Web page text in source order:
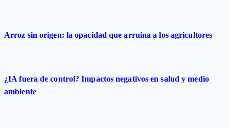
Arroz sin origen: la opacidad que arruina a los agricultores
¿IA fuera de control? Impactos negativos en salud y medio
ambiente